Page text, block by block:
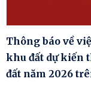
Thông báo về
khu đất dự kiến
đất năm 2026